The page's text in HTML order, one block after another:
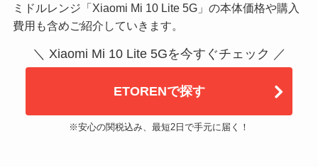
ミドルレンジ「Xiaomi Mi 10 Lite 5G」の本体価格や購入
費用も含めご紹介していきます。
＼ Xiaomi Mi 10 Lite 5Gを今すぐチェック ／
ETORENで探す
※安心の関税込み、最短2日で手元に届く！